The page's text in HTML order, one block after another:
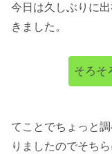
今日は久しぶりに
きました。
そろそ
てことでちょっと
りましたのでそち